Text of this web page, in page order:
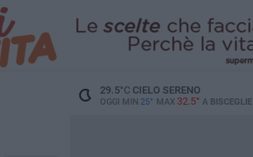
29.5°CCIELO SERENO
OGGI MIN 25° MAX 32.5° A BISCEGLIE